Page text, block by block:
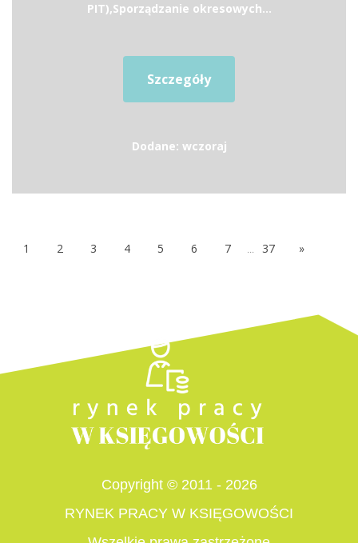
PIT),Sporządzanie okresowych...
Szczegóły
Dodane: wczoraj
1 2 3 4 5 6 7 ... 37 »
Copyright © 2011 - 2026
RYNEK PRACY W KSIĘGOWOŚCI